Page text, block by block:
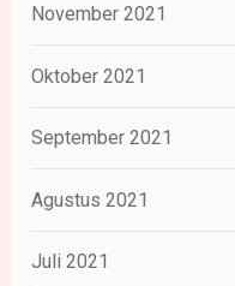
November 2021
Oktober 2021
September 2021
Agustus 2021
Juli 2021